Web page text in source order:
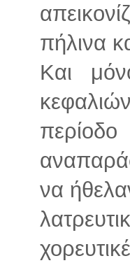
πήλινα
Και
να